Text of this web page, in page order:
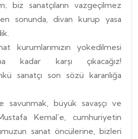
biz sanatçıların vazgeçilmez
sonunda, divan kurup yasa
kurumlarımızın yokedilmesi
kadar karşı çıkacağız!
sanatçı son sözü karanlığa
savunmak, büyük savaşçı ve
Kemal’e, cumhuriyetin
sanat öncülerine, bizleri